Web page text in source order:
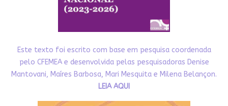
Este texto foi escrito com base em pesquisa coordenada
pelo CFEMEA e desenvolvida pelas pesquisadoras Denise
Mantovani, Maíres Barbosa, Mari Mesquita e Milena Belançon.
LEIA AQUI